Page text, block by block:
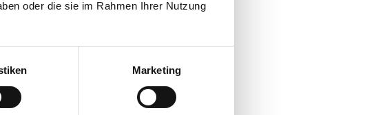
oder die sie im Rahmen Ihrer Nutzung
Marketing